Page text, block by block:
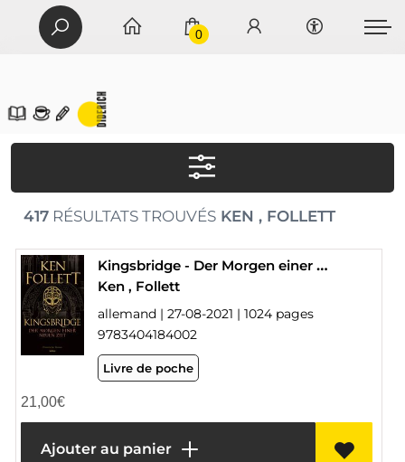
0
417RÉSULTATS TROUVÉSKEN , FOLLETT
Kingsbridge - Der Morgen einer neuen Zeit
Ken , Follett
allemand | 27-08-2021 | 1024 pages
9783404184002
Livre de poche
21,00€
Ajouter au panier